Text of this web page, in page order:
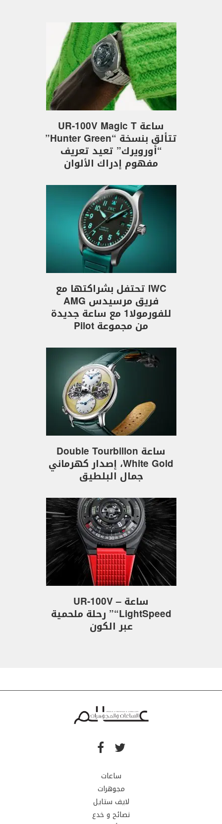
ساعة UR-100V Magic T
تتألق بنسخة “Hunter Green”
“أورويرك” تعيد تعريف
مفهوم إدراك الألوان
IWC تحتفل بشراكتها مع
فريق مرسيدس AMG
للفورمولا1 مع ساعة جديدة
من مجموعة Pilot
ساعة Double Tourbillon
White Gold، إصدار كهرماني
جمال البلطيق
ساعة UR-100V –
“LightSpeed” رحلة ملحمية
عبر الكون
ساعات
مجوهرات
لايف ستايل
نصائح و خدع